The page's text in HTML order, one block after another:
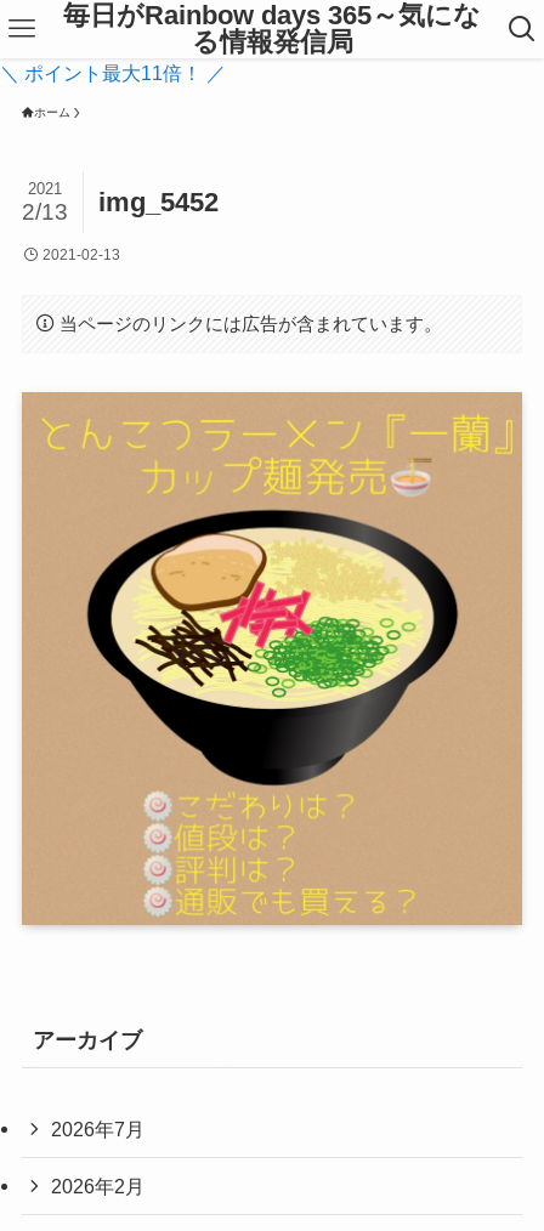
毎日がRainbow days 365～気にな
る情報発信局
＼ ポイント最大11倍！ ／
ホーム
img_5452
2021
2/13
2021-02-13
当ページのリンクには広告が含まれています。
アーカイブ
2026年7月
2026年2月